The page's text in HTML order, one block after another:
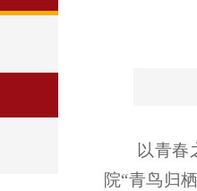
以青春
院“青鸟归